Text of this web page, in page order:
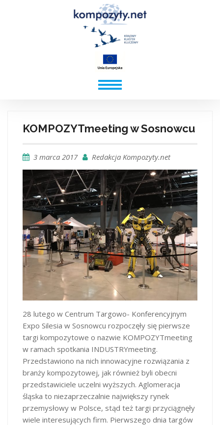
KOMPOZYTmeeting w Sosnowcu
3 marca 2017 Redakcja Kompozyty.net
28 lutego w Centrum Targowo- Konferencyjnym
Expo Silesia w Sosnowcu rozpoczęły się pierwsze
targi kompozytowe o nazwie KOMPOZYTmeeting
w ramach spotkania INDUSTRYmeeting.
Przedstawiono na nich innowacyjne rozwiązania z
branży kompozytowej, jak również byli obecni
przedstawiciele uczelni wyższych. Aglomeracja
śląska to niezaprzeczalnie największy rynek
przemysłowy w Polsce, stąd też targi przyciągnęły
wiele interesujących firm. Pierwszego dnia targów